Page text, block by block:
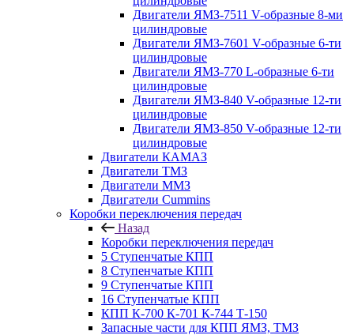
Двигатели ЯМЗ-7511 V-образные 8-ми
цилиндровые
Двигатели ЯМЗ-7601 V-образные 6-ти
цилиндровые
Двигатели ЯМЗ-770 L-образные 6-ти
цилиндровые
Двигатели ЯМЗ-840 V-образные 12-ти
цилиндровые
Двигатели ЯМЗ-850 V-образные 12-ти
цилиндровые
Двигатели КАМАЗ
Двигатели ТМЗ
Двигатели ММЗ
Двигатели Cummins
Коробки переключения передач
Назад
Коробки переключения передач
5 Ступенчатые КПП
8 Ступенчатые КПП
9 Ступенчатые КПП
16 Ступенчатые КПП
КПП К-700 К-701 К-744 Т-150
Запасные части для КПП ЯМЗ, ТМЗ